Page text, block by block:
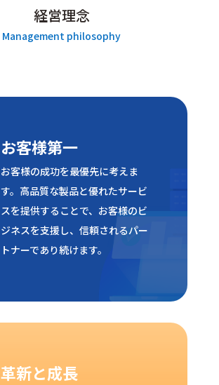
経営理念
Management philosophy
お客様第一
お客様の成功を最優先に考えま
す。高品質な製品と優れたサービ
スを提供することで、お客様のビ
ジネスを支援し、信頼されるパー
トナーであり続けます。
革新と成長